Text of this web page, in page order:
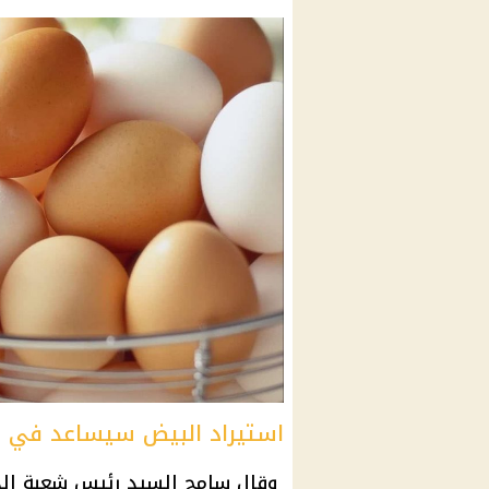
استيراد البيض سيساعد في